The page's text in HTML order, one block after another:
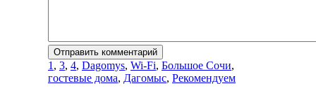
1 , 3, 4, Dagomys, Wi-Fi, Большое Сочи,
гостевые дома, Дагомыс, Рекомендуем